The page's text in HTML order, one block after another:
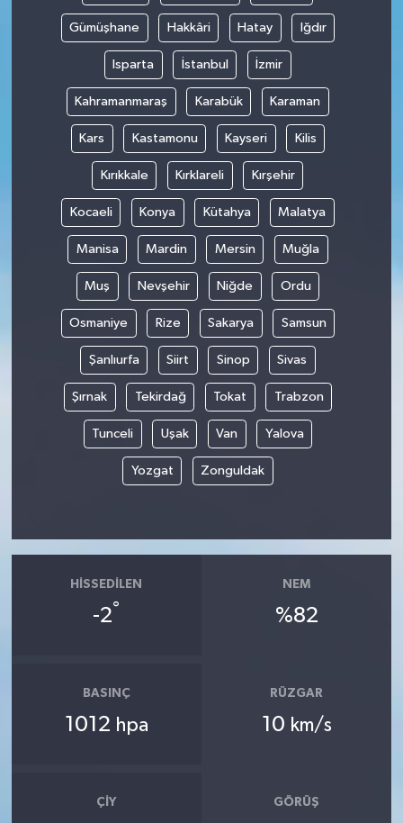
Gümüşhane Hakkâri Hatay Iğdır
Isparta İstanbul İzmir
Kahramanmaraş Karabük Karaman
Kars Kastamonu Kayseri Kilis
Kırıkkale Kırklareli Kırşehir
Kocaeli Konya Kütahya Malatya
Manisa Mardin Mersin Muğla
Muş Nevşehir Niğde Ordu
Osmaniye Rize Sakarya Samsun
Şanlıurfa Siirt Sinop Sivas
Şırnak Tekirdağ Tokat Trabzon
Tunceli Uşak Van Yalova
Yozgat Zonguldak
HISSEDILEN
-2°
NEM
%82
BASINÇ
1012 hpa
RÜZGAR
10 km/s
ÇIY GÖRÜŞ